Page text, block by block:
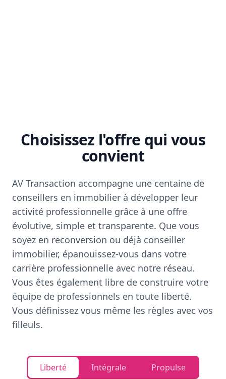
Choisissez l'offre qui vous
convient
AV Transaction accompagne une centaine de
conseillers en immobilier à développer leur
activité professionnelle grâce à une offre
évolutive, simple et transparente. Que vous
soyez en reconversion ou déjà conseiller
immobilier, épanouissez-vous dans votre
carrière professionnelle avec notre réseau.
Vous êtes également libre de construire votre
équipe de professionnels en toute liberté.
Vous définissez vous même les règles avec vos
filleuls.
Liberté Intégrale Propulse